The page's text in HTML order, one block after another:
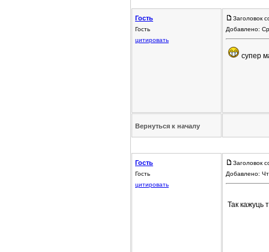
Гость
Гость
цитировать
Заголовок
Добавлено:
супер
Вернуться к началу
Гость
Гость
цитировать
Заголовок
Добавлено:
Так кажуць